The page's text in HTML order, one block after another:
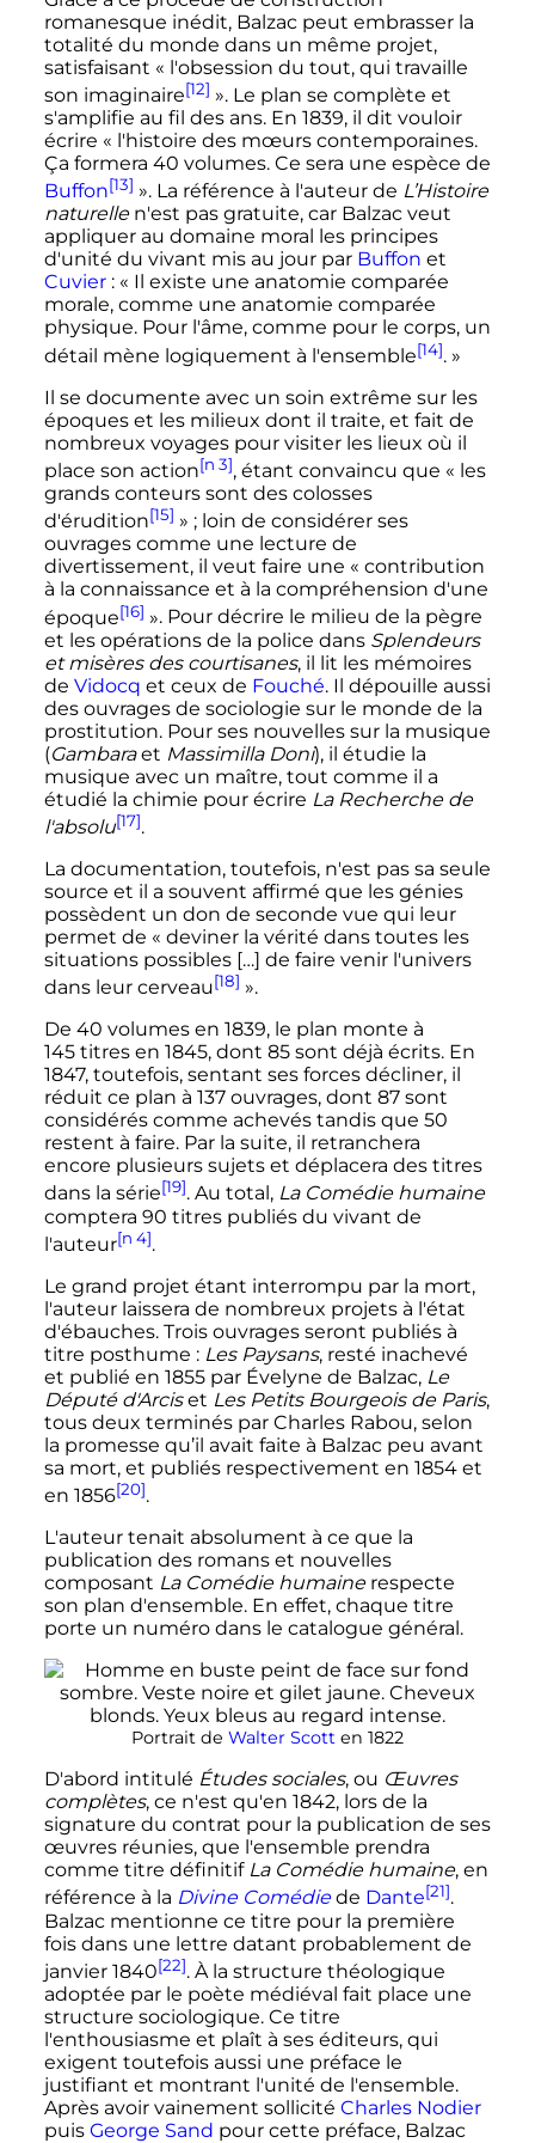
romanesque inédit, Balzac peut embrasser la
totalité du monde dans un même projet,
satisfaisant « l'obsession du tout, qui travaille
son imaginaire[12] ». Le plan se complète et
s'amplifie au fil des ans. En 1839, il dit vouloir
écrire « l'histoire des mœurs contemporaines.
Ça formera 40 volumes. Ce sera une espèce de
Buffon[13] ». La référence à l'auteur de L’Histoire
naturellen'est pas gratuite, car Balzac veut
appliquer au domaine moral les principes
d'unité du vivant mis au jour par Buffon et
Cuvier : « Il existe une anatomie comparée
morale, comme une anatomie comparée
physique. Pour l'âme, comme pour le corps, un
détail mène logiquement à l'ensemble[14]. »
Il se documente avec un soin extrême sur les
époques et les milieux dont il traite, et fait de
nombreux voyages pour visiter les lieux où il
place son action[n 3], étant convaincu que « les
grands conteurs sont des colosses
d'érudition[15] » ; loin de considérer ses
ouvrages comme une lecture de
divertissement, il veut faire une « contribution
à la connaissance et à la compréhension d'une
époque[16] ». Pour décrire le milieu de la pègre
et les opérations de la police dans Splendeurs
et misères des courtisanes, il lit les mémoires
de Vidocq et ceux de Fouché. Il dépouille aussi
des ouvrages de sociologie sur le monde de la
prostitution. Pour ses nouvelles sur la musique
(Gambaraet Massimilla Doni), il étudie la
musique avec un maître, tout comme il a
étudié la chimie pour écrire La Recherche de
l'absolu[17].
La documentation, toutefois, n'est pas sa seule
source et il a souvent affirmé que les génies
possèdent un don de seconde vue qui leur
permet de « deviner la vérité dans toutes les
situations possibles […] de faire venir l'univers
dans leur cerveau[18] ».
De 40 volumes en 1839, le plan monte à
145 titresen 1845, dont 85 sont déjà écrits. En
1847, toutefois, sentant ses forces décliner, il
réduit ce plan à 137 ouvrages, dont 87 sont
considérés comme achevés tandis que 50
restent à faire. Par la suite, il retranchera
encore plusieurs sujets et déplacera des titres
dans la série[19]. Au total, La Comédie humaine
comptera 90 titres publiés du vivant de
l'auteur[n 4].
Le grand projet étant interrompu par la mort,
l'auteur laissera de nombreux projets à l'état
d'ébauches. Trois ouvrages seront publiés à
titre posthume : Les Paysans, resté inachevé
et publié en 1855 par Évelyne de Balzac, Le
Député d'Arciset Les Petits Bourgeois de Paris,
tous deux terminés par Charles Rabou, selon
la promesse qu’il avait faite à Balzac peu avant
sa mort, et publiés respectivement en 1854 et
en 1856[20].
L'auteur tenait absolument à ce que la
publication des romans et nouvelles
composant La Comédie humainerespecte
son plan d'ensemble. En effet, chaque titre
porte un numéro dans le catalogue général.
Portrait de Walter Scott en 1822
D'abord intitulé Études sociales, ou Œuvres
complètes, ce n'est qu'en 1842, lors de la
signature du contrat pour la publication de ses
œuvres réunies, que l'ensemble prendra
comme titre définitif La Comédie humaine, en
référence à la Divine Comédiede Dante[21].
Balzac mentionne ce titre pour la première
fois dans une lettre datant probablement de
janvier 1840[22]. À la structure théologique
adoptée par le poète médiéval fait place une
structure sociologique. Ce titre
l'enthousiasme et plaît à ses éditeurs, qui
exigent toutefois aussi une préface le
justifiant et montrant l'unité de l'ensemble.
Après avoir vainement sollicité Charles Nodier
puis George Sand pour cette préface, Balzac